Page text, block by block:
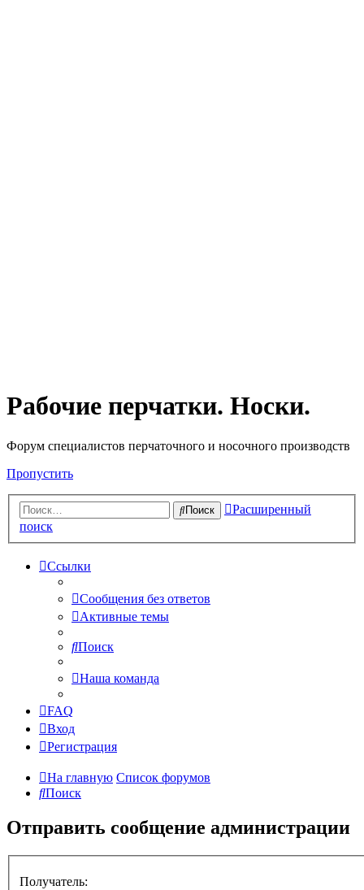
Рабочие перчатки. Носки.
Форум специалистов перчаточного и носочного производств
Пропустить
Поиск
Расширенный
поиск
Ссылки
Сообщения без ответов
Активные темы
Поиск
Наша команда
FAQ
Вход
Регистрация
На главную Список форумов
Поиск
Отправить сообщение администрации
Получатель: